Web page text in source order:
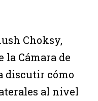
Choksy,
la Cámara de
discutir cómo
al nivel